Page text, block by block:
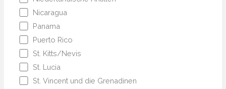
Nicaragua
Panama
Puerto Rico
St. Kitts/Nevis
St. Lucia
St. Vincent und die Grenadinen